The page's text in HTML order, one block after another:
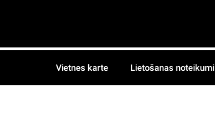
Vietnes karte Lietošanas noteikumi